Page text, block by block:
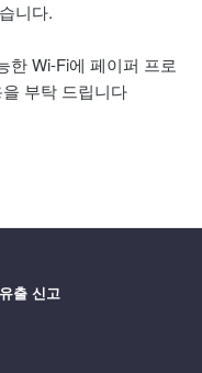
니다.
한 Wi-Fi에 페이퍼 프로
부탁 드립니다
출 신고